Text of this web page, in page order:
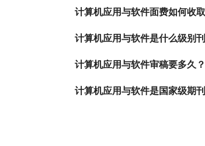
计算机应用与软件面费如何收
计算机应用与软件是什么级别
计算机应用与软件审稿要多久？
计算机应用与软件是国家级期